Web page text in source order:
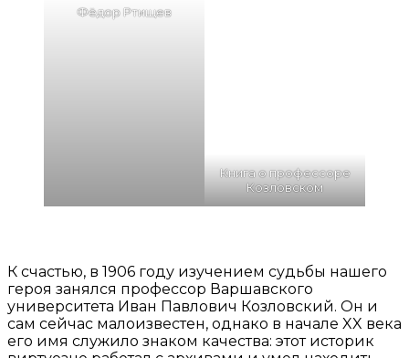
Фёдор Ртищев
Книга о профессоре
Козловском
К счастью, в 1906 году изучением судьбы нашего
героя занялся профессор Варшавского
университета Иван Павлович Козловский. Он и
сам сейчас малоизвестен, однако в начале XX века
его имя служило знаком качества: этот историк